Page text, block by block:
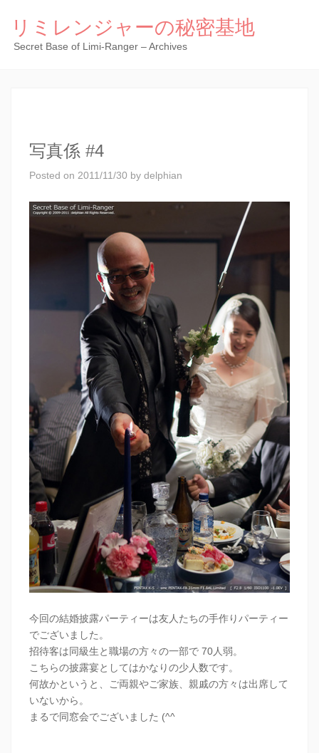
リミレンジャーの秘密基地
Secret Base of Limi-Ranger – Archives
写真係 #4
Posted on 2011/11/30 by delphian
今回の結婚披露パーティーは友人たちの手作りパーティー
でございました。
招待客は同級生と職場の方々の一部で 70人弱。
こちらの披露宴としてはかなりの少人数です。
何故かというと、ご両親やご家族、親戚の方々は出席して
いないから。
まるで同窓会でございました (^^